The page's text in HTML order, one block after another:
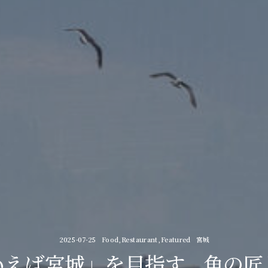
2025-07-25 Food Restaurant Featured 宮城